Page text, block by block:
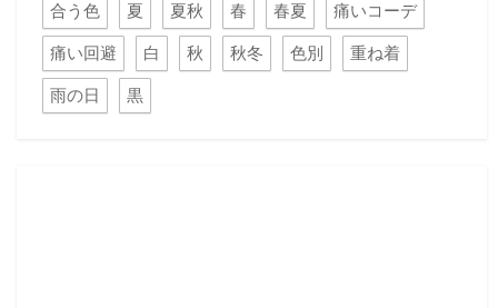
合う色 夏 夏秋 春 春夏 痛いコーデ
痛い回避 白 秋 秋冬 色別 重ね着
雨の日 黒